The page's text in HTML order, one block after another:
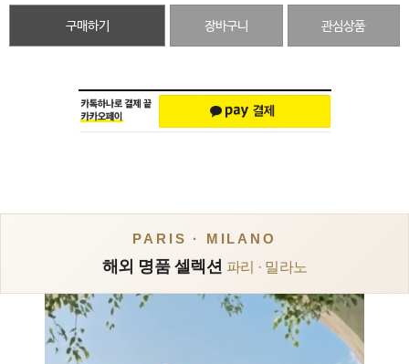
구매하기 장바구니 관심상품
PARIS · MILANO
해외 명품 셀렉션 파리 · 밀라노